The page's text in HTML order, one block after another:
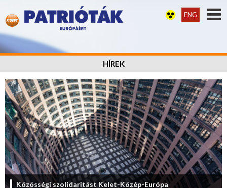
ENG
HÍREK
Közösségi szolidaritást Kelet-Közép-Európa